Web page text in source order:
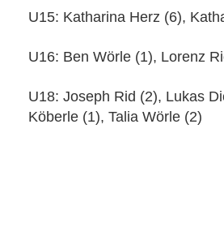
U15: Katharina Herz (6),
U16: Ben Wörle (1), Lorenz
U18: Joseph Rid (2), Lukas
Köberle (1), Talia Wörle (2)